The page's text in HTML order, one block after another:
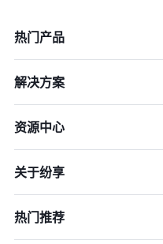
热门产品
解决方案
资源中心
关于纷享
热门推荐